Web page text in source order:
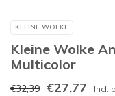
KLEINE WOLKE
Kleine Wolke
Multicolor
€32,39 €27,77 Incl.